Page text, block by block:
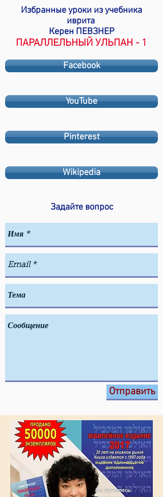
Избранные уроки из учебника
иврита
Керен ПЕВЗНЕР
ПАРАЛЛЕЛЬНЫЙ УЛЬПАН - 1
Facebook
YouTube
Pinterest
Wikipedia
Задайте вопрос
Отправить